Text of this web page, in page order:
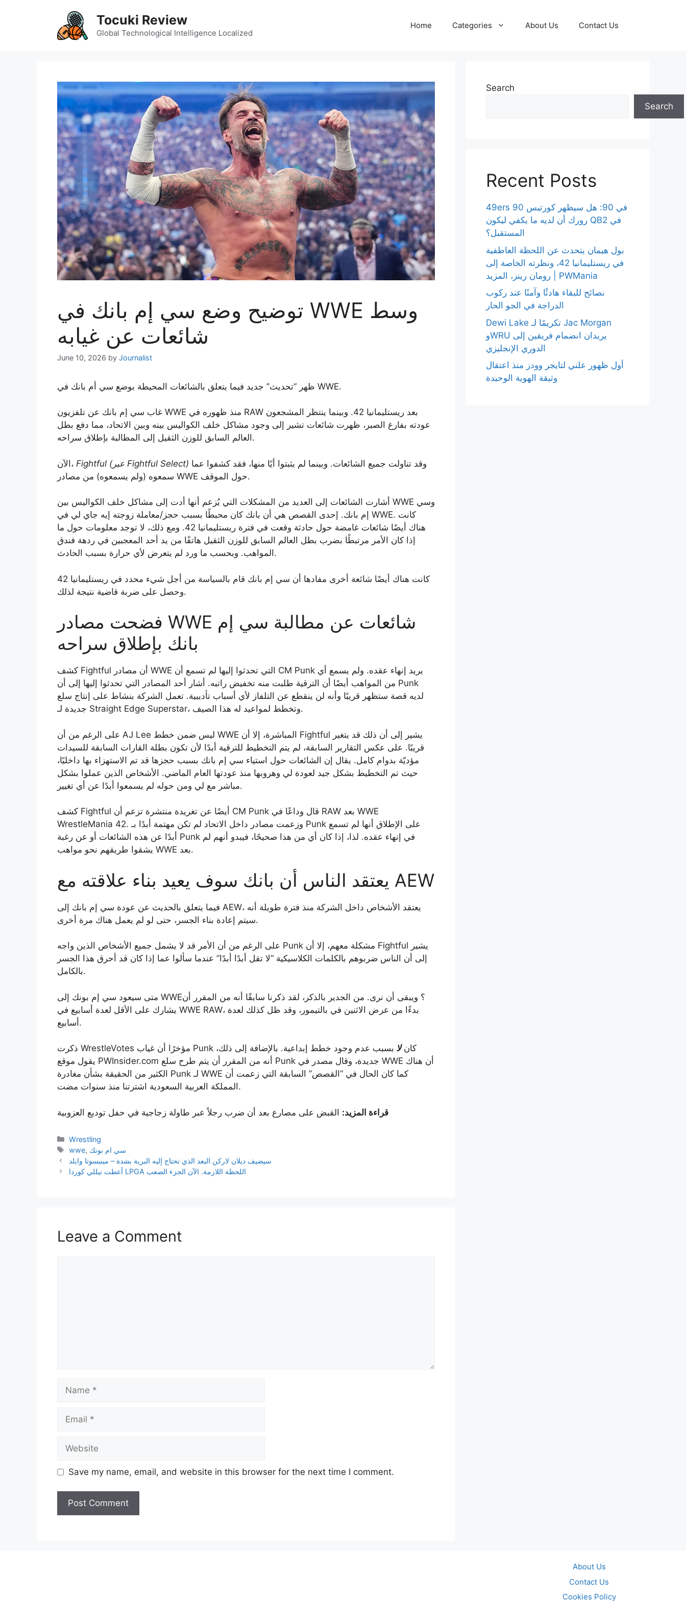
Tocuki Review
Global Technological Intelligence Localized
Home Categories About Us Contact Us
توضيح وضع سي إم بانك في WWE وسط
شائعات عن غيابه
June 10, 2026 by Journalist
ظهر “تحديث” جديد فيما يتعلق بالشائعات المحيطة بوضع سي أم بانك في WWE.
غاب سي إم بانك عن تلفزيون WWE منذ ظهوره في RAW بعد ريستليمانيا 42. وبينما ينتظر المشجعون
عودته بفارغ الصبر، ظهرت شائعات تشير إلى وجود مشاكل خلف الكواليس بينه وبين الاتحاد، مما دفع بطل
العالم السابق للوزن الثقيل إلى المطالبة بإطلاق سراحه.
الآن، Fightful (عبر Fightful Select) وقد تناولت جميع الشائعات. وبينما لم يثبتوا أيًا منها، فقد كشفوا عما
سمعوه (ولم يسمعوه) من مصادر WWE حول الموقف.
أشارت الشائعات إلى العديد من المشكلات التي يُزعم أنها أدت إلى مشاكل خلف الكواليس بين WWE وسي
إم بانك. إحدى القصص هي أن بانك كان محبطًا بسبب حجز/معاملة زوجته إيه جاي لي في WWE. كانت
هناك أيضًا شائعات غامضة حول حادثة وقعت في فترة ريستليمانيا 42. ومع ذلك، لا توجد معلومات حول ما
إذا كان الأمر مرتبطًا بضرب بطل العالم السابق للوزن الثقيل هاتفًا من يد أحد المعجبين في ردهة فندق
المواهب. وبحسب ما ورد لم يتعرض لأي حرارة بسبب الحادث.
كانت هناك أيضًا شائعة أخرى مفادها أن سي إم بانك قام بالسياسة من أجل شيء محدد في ريستليمانيا 42
وحصل على ضربة قاضية نتيجة لذلك.
فضحت مصادر WWE شائعات عن مطالبة سي إم
بانك بإطلاق سراحه
كشف Fightful أن مصادر WWE التي تحدثوا إليها لم تسمع أن CM Punk يريد إنهاء عقده. ولم يسمع أي
من المواهب أيضًا أن الترقية طلبت منه تخفيض راتبه. أشار أحد المصادر التي تحدثوا إليها إلى أن Punk
لديه قصة ستظهر قريبًا وأنه لن ينقطع عن التلفاز لأي أسباب تأديبية. تعمل الشركة بنشاط على إنتاج سلع
جديدة لـ Straight Edge Superstar، وتخطط لمواعيد له هذا الصيف.
على الرغم من أن AJ Lee ليس ضمن خطط WWE المباشرة، إلا أن Fightful يشير إلى أن ذلك قد يتغير
قريبًا. على عكس التقارير السابقة، لم يتم التخطيط للترقية أبدًا لأن تكون بطلة القارات السابقة للسيدات
مؤديّة بدوام كامل. يقال إن الشائعات حول استياء سي إم بانك بسبب حجزها قد تم الاستهزاء بها داخليًا،
حيث تم التخطيط بشكل جيد لعودة لي وهروبها منذ عودتها العام الماضي. الأشخاص الذين عملوا بشكل
مباشر مع لي ومن حوله لم يسمعوا أبدًا عن أي تغيير.
كشف Fightful أيضًا عن تغريدة منتشرة تزعم أن CM Punk قال وداعًا في RAW بعد WWE
WrestleMania 42. وزعمت مصادر داخل الاتحاد لم تكن مهتمة أبدًا بـ Punk على الإطلاق أنها لم تسمع
أبدًا عن هذه الشائعات أو عن رغبة Punk في إنهاء عقده. لذا، إذا كان أي من هذا صحيحًا، فيبدو أنهم لم
يشقوا طريقهم نحو مواهب WWE بعد.
يعتقد الناس أن بانك سوف يعيد بناء علاقته مع AEW
فيما يتعلق بالحديث عن عودة سي إم بانك إلى AEW، يعتقد الأشخاص داخل الشركة منذ فترة طويلة أنه
سيتم إعادة بناء الجسر، حتى لو لم يعمل هناك مرة أخرى.
على الرغم من أن الأمر قد لا يشمل جميع الأشخاص الذين واجه Punk مشكلة معهم، إلا أن Fightful يشير
إلى أن الناس ضربوهم بالكلمات الكلاسيكية “لا تقل أبدًا أبدًا” عندما سألوا عما إذا كان قد أحرق هذا الجسر
بالكامل.
متى سيعود سي إم بونك إلى WWE؟ ويبقى أن نرى. من الجدير بالذكر، لقد ذكرنا سابقًا أنه من المقرر أن
يشارك على الأقل لعدة أسابيع في WWE RAW، بدءًا من عرض الاثنين في بالتيمور، وقد ظل كذلك لعدة
أسابيع.
ذكرت WrestleVotes مؤخرًا أن غياب Punk كانلا بسبب عدم وجود خطط إبداعية. بالإضافة إلى ذلك،
يقول موقع PWInsider.com أنه من المقرر أن يتم طرح سلع Punk جديدة، وقال مصدر في WWE أن هناك
الكثير من الحقيقة بشأن مغادرة Punk لـ WWE كما كان الحال في “القصص” السابقة التي زعمت أن
المملكة العربية السعودية اشترتنا منذ سنوات مضت.
قراءة المزيد: القبض على مصارع بعد أن ضرب رجلاً عبر طاولة زجاجية في حفل توديع العزوبية
Categories
Wrestling
Tags
wwe, سي ام بونك
سيضيف ديلان لاركن البعد الذي تحتاج إليه البرية بشدة – مينيسوتا وايلد
أعطت نيللي كوردا LPGA اللحظة اللازمة. الآن الجزء الصعب
Leave a Comment
Save my name, email, and website in this browser for the next time I comment.
Search
Search
Recent Posts
49ers 90 في 90: هل سيظهر كورتيس
رورك أن لديه ما يكفي ليكون QB2 في
المستقبل؟
بول هيمان يتحدث عن اللحظة العاطفية
في ريستليمانيا 42، ونظرته الخاصة إلى
رومان رينز، المزيد | PWMania
نصائح للبقاء هادئًا وآمنًا عند ركوب
الدراجة في الجو الحار
Dewi Lake تكريمًا لـ Jac Morgan
وWRU يريدان انضمام فريقين إلى
الدوري الإنجليزي
أول ظهور علني لتايجر وودز منذ اعتقال
وثيقة الهوية الوحيدة
About Us
Contact Us
Cookies Policy